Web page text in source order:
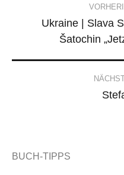
navigation
Ukraine | Slava
Šatochin
BUCH-TIPPS